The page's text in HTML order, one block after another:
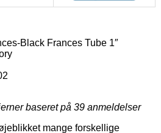
Black Frances Tube 1″
baseret på 39 anmeldelser
mange forskellige